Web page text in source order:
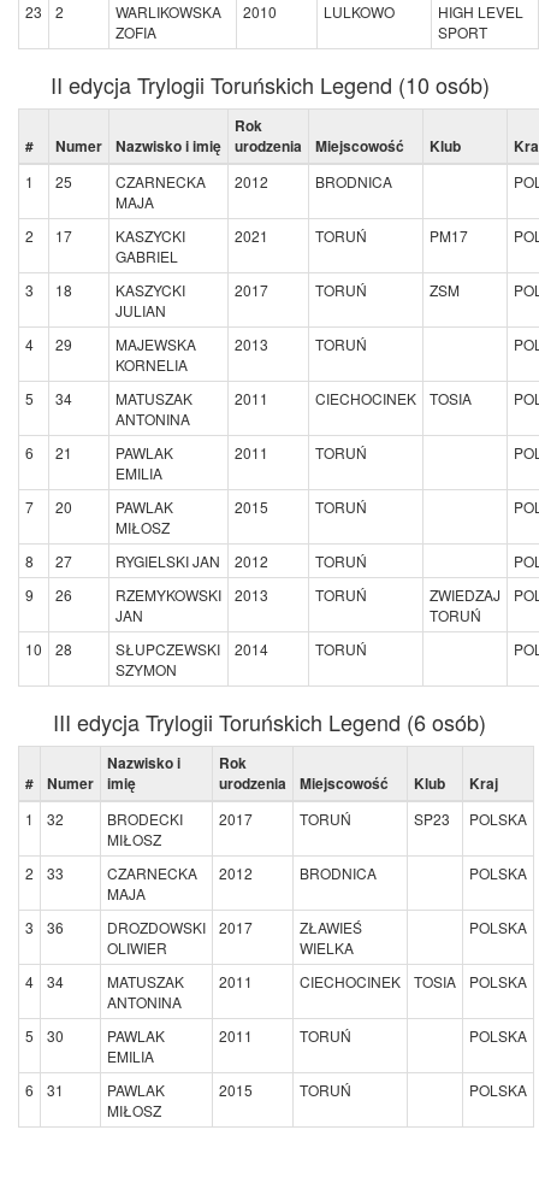
23 2
WARLIKOWSKA
ZOFIA
2010 LULKOWO
HIGH LEVEL
SPORT
II edycja Trylogii Toruńskich Legend (10 osób)
# Numer Nazwisko i imię
Rok
urodzenia
Miejscowość Klub
1 25
CZARNECKA
MAJA
2012 BRODNICA
2 17
KASZYCKI
GABRIEL
2021 TORUŃ PM17
3 18
KASZYCKI
JULIAN
2017 TORUŃ ZSM
4 29
MAJEWSKA
KORNELIA
2013 TORUŃ
5 34
MATUSZAK
ANTONINA
2011 CIECHOCINEK TOSIA
6 21
PAWLAK
EMILIA
2011 TORUŃ
7 20
PAWLAK
MIŁOSZ
2015 TORUŃ
8 27 RYGIELSKI JAN 2012 TORUŃ
9
26
RZEMYKOWSKI
JAN
2013 TORUŃ
ZWIEDZAJ
TORUŃ
10 28
SŁUPCZEWSKI
SZYMON
2014 TORUŃ
III edycja Trylogii Toruńskich Legend (6 osób)
# Numer
Nazwisko i
imię
Rok
urodzenia
Miejscowość Klub Kraj
1 32
BRODECKI
MIŁOSZ
2017 TORUŃ SP23 POLSKA
2 33
CZARNECKA
MAJA
2012 BRODNICA POLSKA
3 36
DROZDOWSKI
OLIWIER
2017
ZŁAWIEŚ
WIELKA
POLSKA
4 34
MATUSZAK
ANTONINA
2011 CIECHOCINEK TOSIA POLSKA
5 30
PAWLAK
EMILIA
2011 TORUŃ POLSKA
6 31
PAWLAK
MIŁOSZ
2015 TORUŃ POLSKA